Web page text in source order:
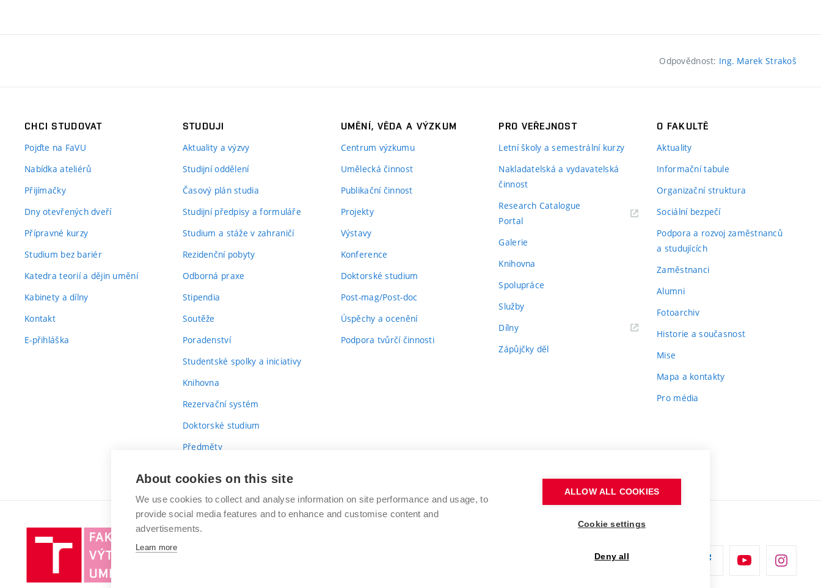
Odpovědnost: Ing. Marek Strakoš
CHCI STUDOVAT
Pojďte na FaVU
Nabídka ateliérů
Přijímačky
Dny otevřených dveří
Přípravné kurzy
Studium bez bariér
Katedra teorií a dějin umění
Kabinety a dílny
Kontakt
E-přihláška
STUDUJI
Aktuality a výzvy
Studijní oddělení
Časový plán studia
Studijní předpisy a formuláře
Studium a stáže v zahraničí
Rezidenční pobyty
Odborná praxe
Stipendia
Soutěže
Poradenství
Studentské spolky a iniciativy
Knihovna
Rezervační systém
Doktorské studium
Předměty
UMĚNÍ, VĚDA A VÝZKUM
Centrum výzkumu
Umělecká činnost
Publikační činnost
Projekty
Výstavy
Konference
Doktorské studium
Post-mag/Post-doc
Úspěchy a ocenění
Podpora tvůrčí činnosti
PRO VEŘEJNOST
Letní školy a semestrální kurzy
Nakladatelská a vydavatelská
činnost
Research Catalogue
Portal
Galerie
Knihovna
Spolupráce
Služby
Dílny
Zápůjčky děl
O FAKULTĚ
Aktuality
Informační tabule
Organizační struktura
Sociální bezpečí
Podpora a rozvoj zaměstnanců
a studujících
Zaměstnanci
Alumni
Fotoarchiv
Historie a současnost
Mise
Mapa a kontakty
Pro média
Vysoké
About cookies on this site
We use cookies to collect and analyse information on site performance and usage, to
provide social media features and to enhance and customise content and
advertisements.
Learn more
ALLOW ALL COOKIES
Cookie settings
Deny all